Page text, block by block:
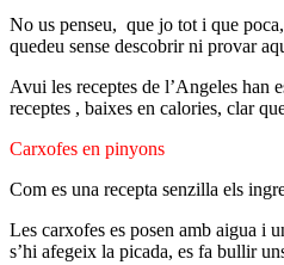
No us penseu, que jo tot i que poca,
quedeu sense descobrir ni provar
Avui les receptes de l’Angeles han
receptes , baixes en calories, clar
Carxofes en pinyons
Com es una recepta senzilla els
Les carxofes es posen amb aigua i
s’hi afegeix la picada, es fa bullir